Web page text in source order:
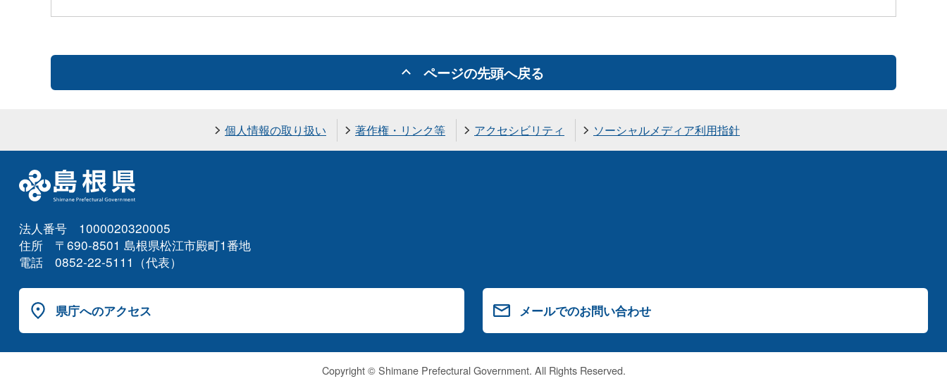
ページの先頭へ戻る
個人情報の取り扱い 著作権・リンク等 アクセシビリティ ソーシャルメディア利用指針
法人番号 1000020320005
住所 〒690-8501 島根県松江市殿町1番地
電話 0852-22-5111（代表）
県庁へのアクセス メールでのお問い合わせ
Copyright © Shimane Prefectural Government. All Rights Reserved.